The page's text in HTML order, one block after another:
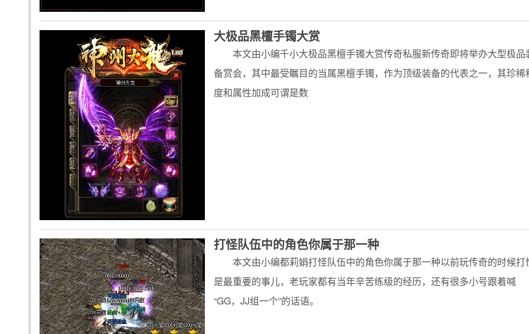
大极品黑檀手镯大赏
本文由小编千小大极品黑檀手镯大赏传奇私服新传奇即将举办大型极品
备赏会，其中最受瞩目的当属黑檀手镯，作为顶级装备的代表之一，其珍稀
度和属性加成可谓是数
打怪队伍中的角色你属于那一种
本文由小编都莉娟打怪队伍中的角色你属于那一种以前玩传奇的时候打
是最重要的事儿，老玩家都有当年辛苦练级的经历，还有很多小号跟着喊
“GG，JJ组一个”的话语。